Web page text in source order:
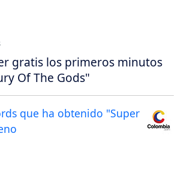
gratis los primeros minutos
Of The Gods"